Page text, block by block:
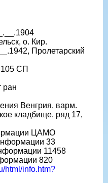
о. Кир.
Пролетарский
СП
ран
Венгрия, варм.
кладбище, ряд 17,
ЦАМО
33
11458
820
html/info.htm?